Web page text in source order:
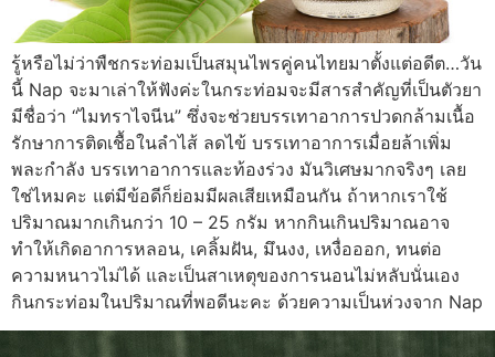
รู้หรือไม่ว่าพืชกระท่อมเป็นสมุนไพรคู่คนไทยมาตั้งแต่อดีต…วัน
นี้ Nap จะมาเล่าให้ฟังค่ะในกระท่อมจะมีสารสำคัญที่เป็นตัวยา
มีชื่อว่า “ไมทราไจนีน” ซึ่งจะช่วยบรรเทาอาการปวดกล้ามเนื้อ
รักษาการติดเชื้อในลำไส้ ลดไข้ บรรเทาอาการเมื่อยล้าเพิ่ม
พละกำลัง บรรเทาอาการและท้องร่วง มันวิเศษมากจริงๆ เลย
ใช่ไหมคะ แต่มีข้อดีก็ย่อมมีผลเสียเหมือนกัน ถ้าหากเราใช้
ปริมาณมากเกินกว่า 10 – 25 กรัม หากกินเกินปริมาณอาจ
ทำให้เกิดอาการหลอน, เคลิ้มฝัน, มึนงง, เหงื่อออก, ทนต่อ
ความหนาวไม่ได้ และเป็นสาเหตุของการนอนไม่หลับนั่นเอง
กินกระท่อมในปริมาณที่พอดีนะคะ ด้วยความเป็นห่วงจาก Nap